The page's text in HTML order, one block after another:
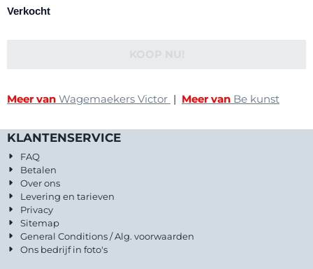
Verkocht
Meer van Wagemaekers Victor | Meer van Be kunst
KLANTENSERVICE
FAQ
Betalen
Over ons
Levering en tarieven
Privacy
Sitemap
General Conditions / Alg. voorwaarden
Ons bedrijf in foto's